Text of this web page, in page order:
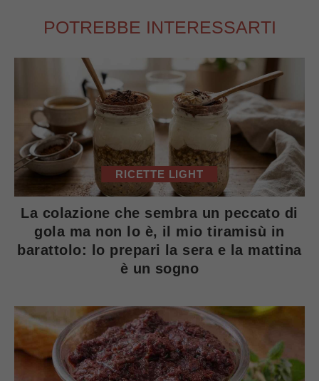
POTREBBE INTERESSARTI
RICETTE LIGHT
La colazione che sembra un peccato di
gola ma non lo è, il mio tiramisù in
barattolo: lo prepari la sera e la mattina
è un sogno